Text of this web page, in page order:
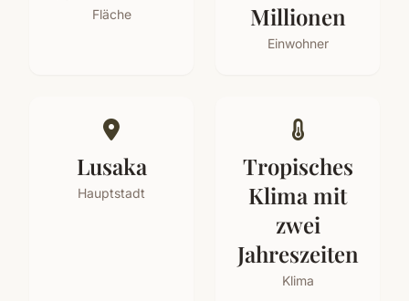
Fläche
Millionen
Einwohner
Lusaka
Hauptstadt
Tropisches
Klima mit
zwei
Jahreszeiten
Klima